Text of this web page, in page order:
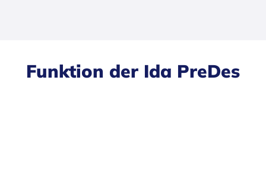
Funktion der Ida PreDes